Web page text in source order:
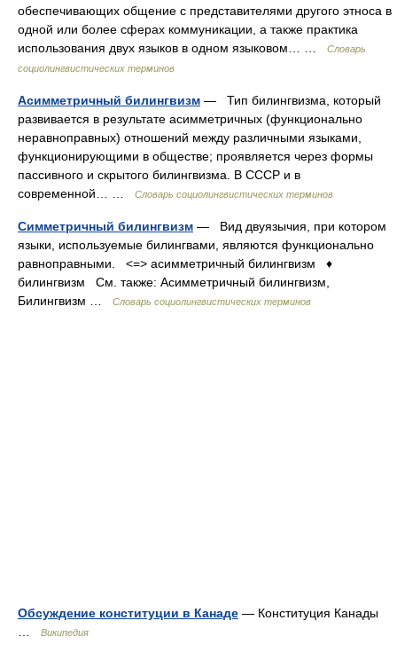
обеспечивающих общение с представителями другого этноса в
одной или более сферах коммуникации, а также практика
использования двух языков в одном языковом… …
Словарь
социолингвистических терминов
Асимметричный билингвизм — Тип билингвизма, который
развивается в результате асимметричных (функционально
неравноправных) отношений между различными языками,
функционирующими в обществе; проявляется через формы
пассивного и скрытого билингвизма. В СССР и в
современной… …
Словарь социолингвистических терминов
Симметричный билингвизм — Вид двуязычия, при котором
языки, используемые билингвами, являются функционально
равноправными. <=> асимметричный билингвизм ♦
билингвизм См. также: Асимметричный билингвизм,
Билингвизм …
Словарь социолингвистических терминов
Обсуждение конституции в Канаде — Конституция Канады
Википедия